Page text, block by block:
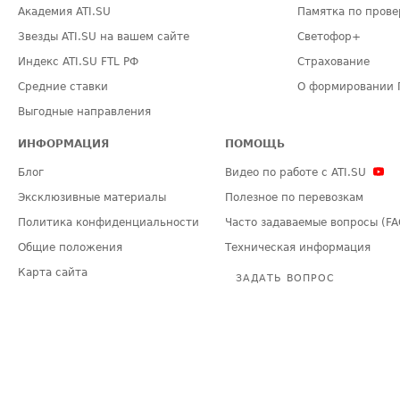
Академия ATI.SU
Звезды ATI.SU на вашем сайте
Индекс ATI.SU FTL РФ
Средние ставки
Выгодные направления
Памятка по
Светофор+
Страхование
О формировании
ИНФОРМАЦИЯ
Блог
Эксклюзивные материалы
Политика конфиденциальности
Общие положения
Карта сайта
ПОМОЩЬ
Видео по работе с ATI.SU
Полезное по перевозкам
Часто задаваемые вопросы
Техническая информация
ЗАДАТЬ ВОПРОС